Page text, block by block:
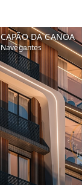
CAPÃO DA CANOA
Navegantes